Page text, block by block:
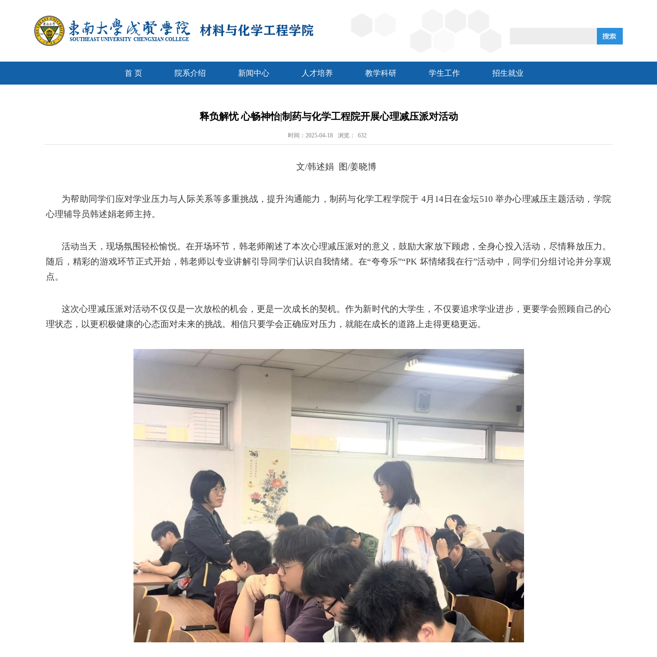
首 页 院系介绍 新闻中心 人才培养 教学科研 学生工作 招生就业
释负解忧 心畅神怡|制药与化学工程院开展心理减压派对活动
时间：2025-04-18 浏览： 632
文/韩述娟 图/姜晓博
为帮助同学们应对学业压力与人际关系等多重挑战，提升沟通能力，制药与化学工程学院于 4月 14 日在金坛510 举办心理减压主题活动，学院
心理辅导员韩述娟老师主持。
活动当天，现场氛围轻松愉悦。在开场环节，韩老师阐述了本次心理减压派对的意义，鼓励大家放下顾虑，全身心投入活动，尽情释放压力。
随后，精彩的游戏环节正式开始，韩老师以专业讲解引导同学们认识自我情绪。在“夸夸乐”“PK 坏情绪我在行”活动中，同学们分组讨论并分享观
点。
这次心理减压派对活动不仅仅是一次放松的机会，更是一次成长的契机。作为新时代的大学生，不仅要追求学业进步，更要学会照顾自己的心
理状态，以更积极健康的心态面对未来的挑战。相信只要学会正确应对压力，就能在成长的道路上走得更稳更远。